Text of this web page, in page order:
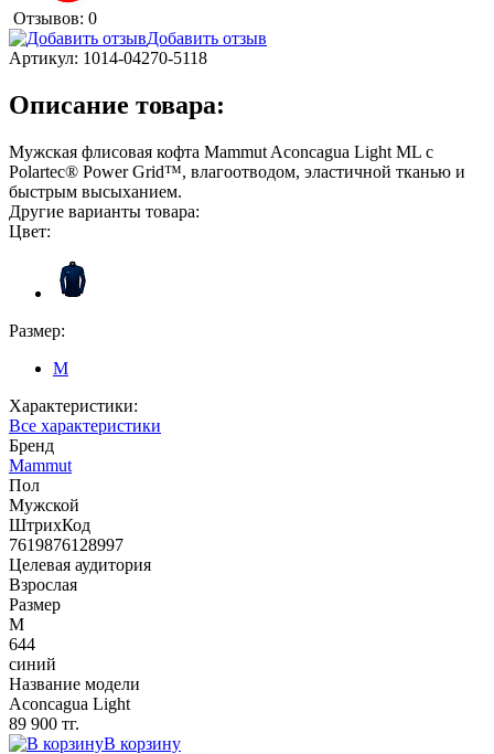
Отзывов: 0
Добавить отзыв
Артикул: 1014-04270-5118
Описание товара:
Мужская флисовая кофта Mammut Aconcagua Light ML с
Polartec® Power Grid™, влагоотводом, эластичной тканью и
быстрым высыханием.
Другие варианты товара:
Цвет:
Размер:
M
Характеристики:
Все характеристики
Бренд
Mammut
Пол
Мужской
ШтрихКод
7619876128997
Целевая аудитория
Взрослая
Размер
M
644
синий
Название модели
Aconcagua Light
89 900 тг.
В корзину